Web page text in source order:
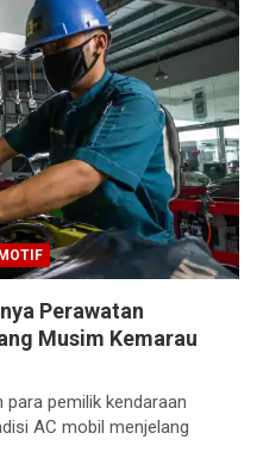
Perawatan
Musim Kemarau
pemilik kendaraan
AC mobil menjelang